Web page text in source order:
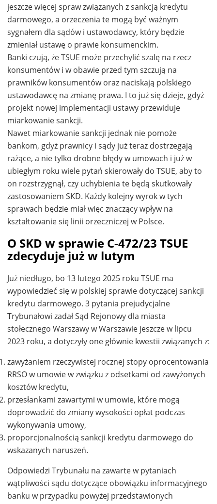
jeszcze więcej spraw związanych z sankcją kredytu
darmowego, a orzeczenia te mogą być ważnym
sygnałem dla sądów i ustawodawcy, który będzie
zmieniał ustawę o prawie konsumenckim.
Banki czują, że TSUE może przechylić szalę na rzecz
konsumentów i w obawie przed tym szczują na
prawników konsumentów oraz naciskają polskiego
ustawodawcę na zmianę prawa. I to już się dzieje, gdyż
projekt nowej implementacji ustawy przewiduje
miarkowanie sankcji.
Nawet miarkowanie sankcji jednak nie pomoże
bankom, gdyż prawnicy i sądy już teraz dostrzegają
rażące, a nie tylko drobne błędy w umowach i już w
ubiegłym roku wiele pytań skierowały do TSUE, aby to
on rozstrzygnął, czy uchybienia te będą skutkowały
zastosowaniem SKD. Każdy kolejny wyrok w tych
sprawach będzie miał więc znaczący wpływ na
kształtowanie się linii orzeczniczej w Polsce.
O SKD w sprawie C-472/23 TSUE
zdecyduje już w lutym
Już niedługo, bo 13 lutego 2025 roku TSUE ma
wypowiedzieć się w polskiej sprawie dotyczącej sankcji
kredytu darmowego. 3 pytania prejudycjalne
Trybunałowi zadał Sąd Rejonowy dla miasta
stołecznego Warszawy w Warszawie jeszcze w lipcu
2023 roku, a dotyczyły one głównie kwestii związanych z:
zawyżaniem rzeczywistej rocznej stopy oprocentowania
RRSO w umowie w związku z odsetkami od zawyżonych
kosztów kredytu,
przesłankami zawartymi w umowie, które mogą
doprowadzić do zmiany wysokości opłat podczas
wykonywania umowy,
proporcjonalnością sankcji kredytu darmowego do
wskazanych naruszeń.
Odpowiedzi Trybunału na zawarte w pytaniach
wątpliwości sądu dotyczące obowiązku informacyjnego
banku w przypadku powyżej przedstawionych